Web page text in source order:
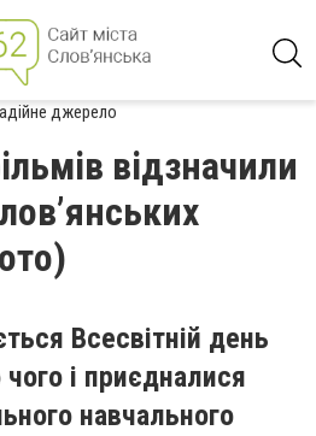
джерело
відзначили
Всесвітній день
і приєдналися
навчального